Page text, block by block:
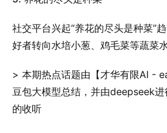
社交平台兴起“养花的尽头是种菜”
好者转向水培小葱、鸡毛菜等蔬菜水
> 本期热点话题由【才华有限AI -
豆包大模型总结，并由deepseek
的收听